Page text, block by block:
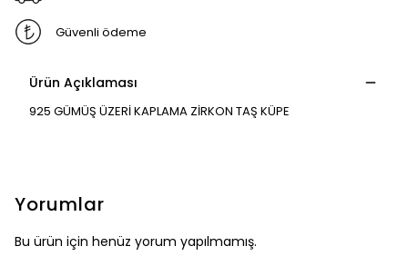
Güvenli ödeme
Ürün Açıklaması
925 GÜMÜŞ ÜZERİ KAPLAMA ZİRKON TAŞ KÜPE
Yorumlar
Bu ürün için henüz yorum yapılmamış.